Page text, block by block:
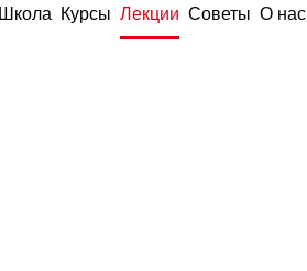
Школа Курсы Лекции Советы О нас